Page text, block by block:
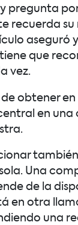
pregunta
recuerda su
aseguró
que
vez.
de obtener
en
Una
de la
en otra
una